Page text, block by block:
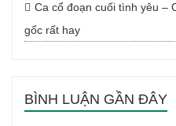
Ca cổ đoạn cuối tình yêu –
gốc rất hay
BÌNH LUẬN GẦN ĐÂY